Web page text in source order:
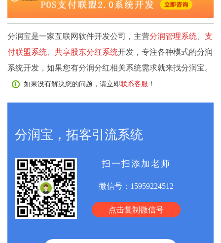
分润宝是一家互联网软件开发公司，主营分润管理系统
支
付联盟系统
共享股东分红系统开发，专注各种模式的分润
系统开发，如果您有分润分红相关系统需求就来找分润宝。
如果没有解决您的问题，请立即联系客服 ！
分润宝，拓客引流系统
扫一扫添加老师
微信号： 15959224512
点击复制微信号